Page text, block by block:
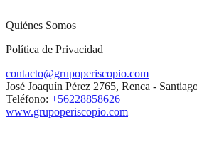
Quiénes Somos
Política de Privacidad
contacto@grupoperiscopio.com
José Joaquín Pérez 2765, Renca -
Teléfono: +56228858626
www.grupoperiscopio.com